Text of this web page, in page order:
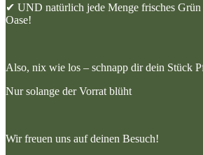
✔ UND natürlich jede Menge frisches Grün
Oase!
Also, nix wie los – schnapp dir dein Stück
Nur solange der Vorrat blüht
Wir freuen uns auf deinen Besuch!